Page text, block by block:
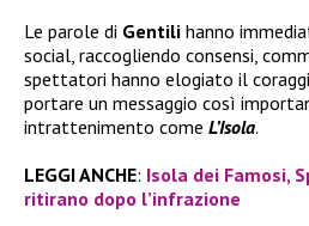
Le parole di Gentili hanno
social, raccogliendo consensi,
spettatori hanno elogiato il
portare un messaggio così
intrattenimento come L’Isola.
LEGGI ANCHE: Isola dei Famosi,
ritirano dopo l’infrazione